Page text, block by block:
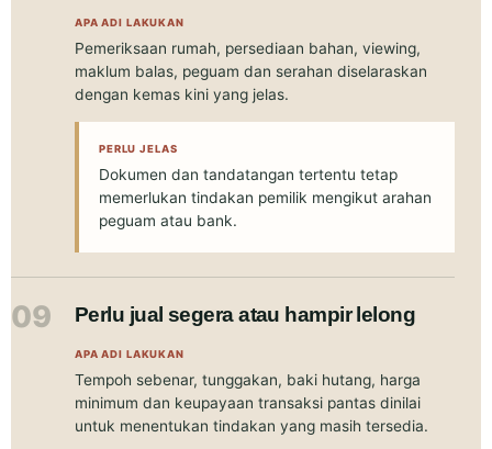
APA ADI LAKUKAN
Pemeriksaan rumah, persediaan bahan, viewing,
maklum balas, peguam dan serahan diselaraskan
dengan kemas kini yang jelas.
PERLU JELAS
Dokumen dan tandatangan tertentu tetap
memerlukan tindakan pemilik mengikut arahan
peguam atau bank.
09 Perlu jual segera atau hampir lelong
APA ADI LAKUKAN
Tempoh sebenar, tunggakan, baki hutang, harga
minimum dan keupayaan transaksi pantas dinilai
untuk menentukan tindakan yang masih tersedia.